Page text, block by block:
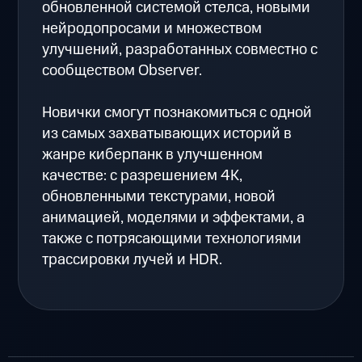
обновленной системой стелса, новыми
нейродопросами и множеством
улучшений, разработанных совместно с
сообществом Observer.
Новички смогут познакомиться с одной
из самых захватывающих историй в
жанре киберпанк в улучшенном
качестве: с разрешением 4К,
обновленными текстурами, новой
анимацией, моделями и эффектами, а
также с потрясающими технологиями
трассировки лучей и HDR.